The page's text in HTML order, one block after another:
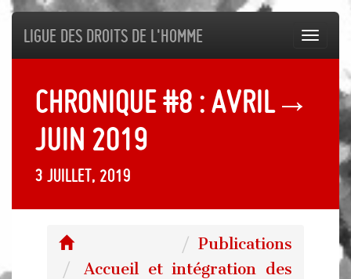
Ligue des droits de l'Homme
Chronique #8 :Avril→
Juin 2019
3 juillet, 2019
Publications
Accueil et intégration des